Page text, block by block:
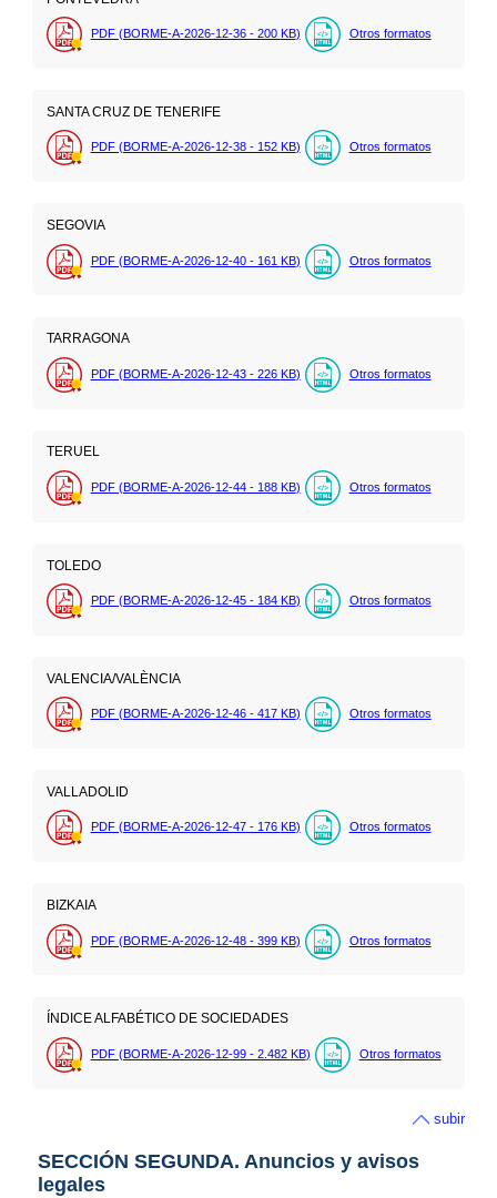
PDF (BORME-A-2026-12-36 - 200 KB) Otros formatos
SANTA CRUZ DE TENERIFE
PDF (BORME-A-2026-12-38 - 152 KB) Otros formatos
SEGOVIA
PDF (BORME-A-2026-12-40 - 161 KB) Otros formatos
TARRAGONA
PDF (BORME-A-2026-12-43 - 226 KB) Otros formatos
TERUEL
PDF (BORME-A-2026-12-44 - 188 KB) Otros formatos
TOLEDO
PDF (BORME-A-2026-12-45 - 184 KB) Otros formatos
VALENCIA/VALÈNCIA
PDF (BORME-A-2026-12-46 - 417 KB) Otros formatos
VALLADOLID
PDF (BORME-A-2026-12-47 - 176 KB) Otros formatos
BIZKAIA
PDF (BORME-A-2026-12-48 - 399 KB) Otros formatos
ÍNDICE ALFABÉTICO DE SOCIEDADES
PDF (BORME-A-2026-12-99 - 2.482 KB) Otros formatos
subir
SECCIÓN SEGUNDA. Anuncios y avisos
legales